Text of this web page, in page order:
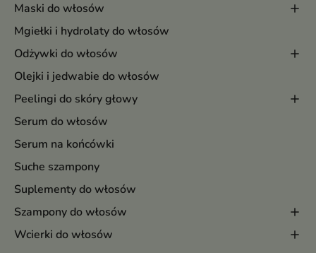
Maski do włosów
Mgiełki i hydrolaty do włosów
Odżywki do włosów
Olejki i jedwabie do włosów
Peelingi do skóry głowy
Serum do włosów
Serum na końcówki
Suche szampony
Suplementy do włosów
Szampony do włosów
Wcierki do włosów